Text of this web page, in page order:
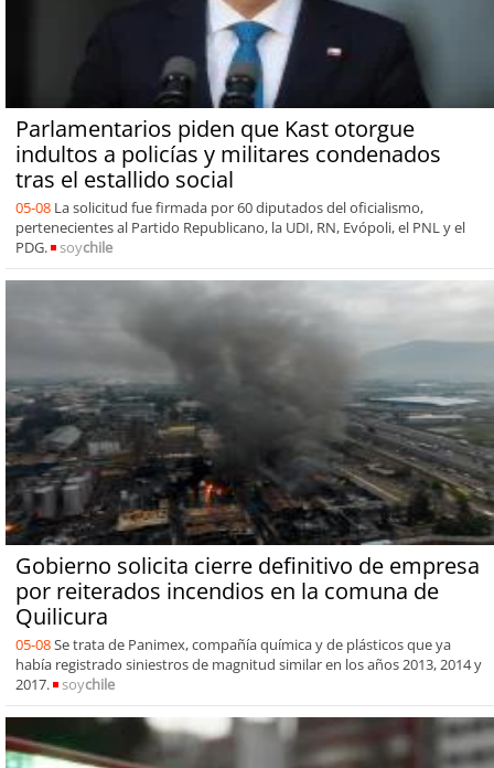
Parlamentarios piden que Kast otorgue
indultos a policías y militares condenados
tras el estallido social
05-08 La solicitud fue firmada por 60 diputados del oficialismo,
pertenecientes al Partido Republicano, la UDI, RN, Evópoli, el PNL y el
PDG.
soychile
Gobierno solicita cierre definitivo de empresa
por reiterados incendios en la comuna de
Quilicura
05-08Se trata de Panimex, compañía química y de plásticos que ya
había registrado siniestros de magnitud similar en los años 2013, 2014 y
2017.
soychile